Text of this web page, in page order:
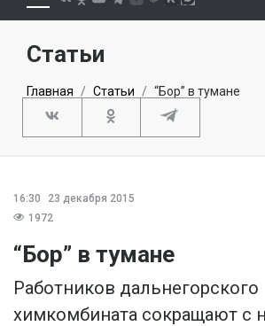
Статьи
Главная Статьи “Бор” в тумане
16:30
23 декабря 2015
1972
“Бор” в тумане
Работников дальнегорского
химкомбината сокращают с